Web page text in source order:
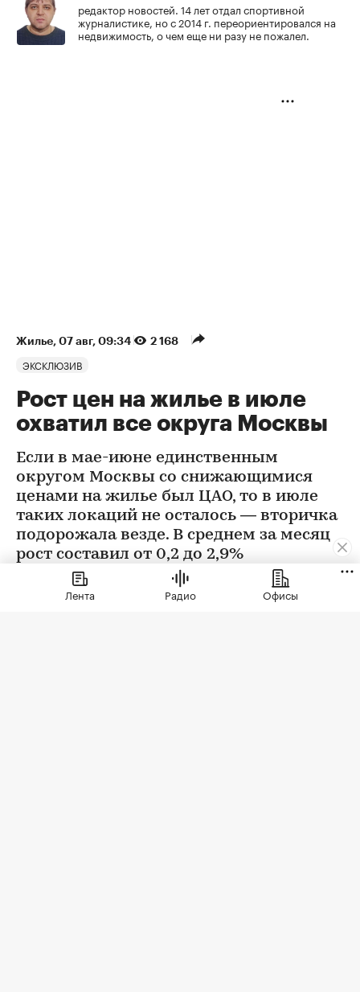
редактор новостей. 14 лет отдал спортивной
журналистике, но с 2014 г. переориентировался на
недвижимость, о чем еще ни разу не пожалел.
Жилье⁠, 07 авг, 09:34 2 168
ЭКСКЛЮЗИВ
Рост цен на жилье в июле
охватил все округа Москвы
Если в мае-июне единственным
округом Москвы со снижающимися
ценами на жилье был ЦАО, то в июле
таких локаций не осталось — вторичка
подорожала везде. В среднем за месяц
рост составил от 0,2 до 2,9%
Лента Радио Офисы